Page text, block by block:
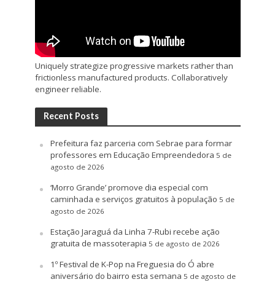
Uniquely strategize progressive markets rather than
frictionless manufactured products. Collaboratively
engineer reliable.
Recent Posts
Prefeitura faz parceria com Sebrae para formar
professores em Educação Empreendedora 5 de
agosto de 2026
‘Morro Grande’ promove dia especial com
caminhada e serviços gratuitos à população 5 de
agosto de 2026
Estação Jaraguá da Linha 7-Rubi recebe ação
gratuita de massoterapia 5 de agosto de 2026
1º Festival de K-Pop na Freguesia do Ó abre
aniversário do bairro esta semana 5 de agosto de